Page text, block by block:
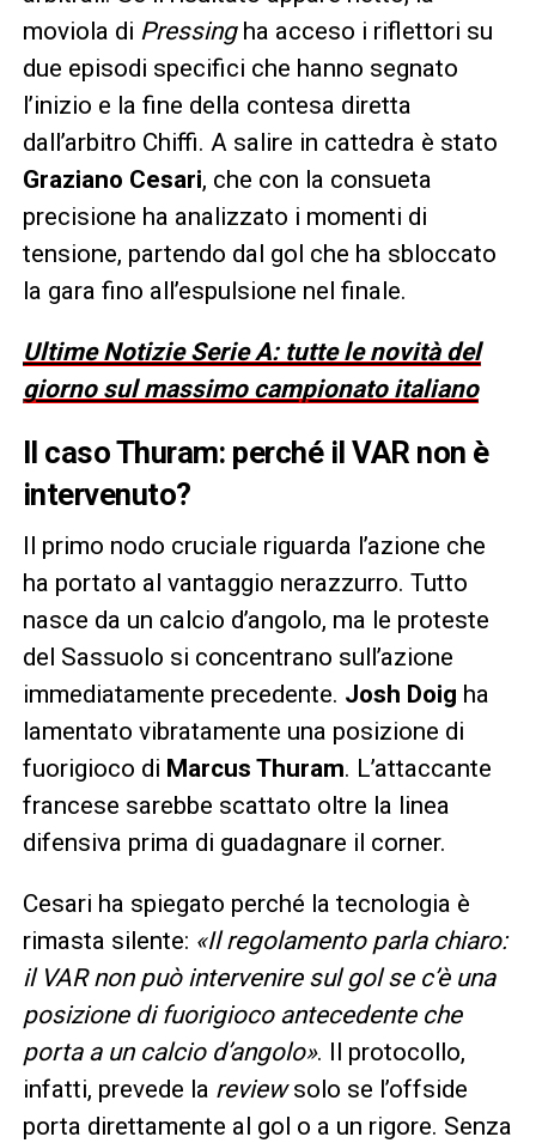
moviola di Pressingha acceso i riflettori su
due episodi specifici che hanno segnato
l’inizio e la fine della contesa diretta
dall’arbitro Chiffi. A salire in cattedra è stato
Graziano Cesari, che con la consueta
precisione ha analizzato i momenti di
tensione, partendo dal gol che ha sbloccato
la gara fino all’espulsione nel finale.
Ultime Notizie Serie A: tutte le novità del
giorno sul massimo campionato italiano
Il caso Thuram: perché il VAR non è
intervenuto?
Il primo nodo cruciale riguarda l’azione che
ha portato al vantaggio nerazzurro. Tutto
nasce da un calcio d’angolo, ma le proteste
del Sassuolo si concentrano sull’azione
immediatamente precedente. Josh Doig ha
lamentato vibratamente una posizione di
fuorigioco di Marcus Thuram. L’attaccante
francese sarebbe scattato oltre la linea
difensiva prima di guadagnare il corner.
Cesari ha spiegato perché la tecnologia è
rimasta silente: «Il regolamento parla chiaro:
il VAR non può intervenire sul gol se c’è una
posizione di fuorigioco antecedente che
porta a un calcio d’angolo». Il protocollo,
infatti, prevede la reviewsolo se l’offside
porta direttamente al gol o a un rigore. Senza